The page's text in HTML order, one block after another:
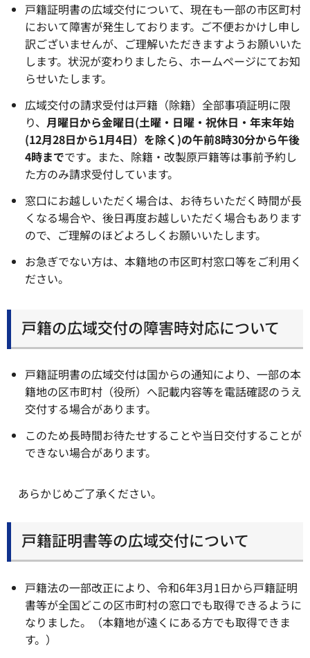
戸籍証明書の広域交付について、現在も一部の市区町村
において障害が発生しております。ご不便おかけし申し
訳ございませんが、ご理解いただきますようお願いいた
します。状況が変わりましたら、ホームページにてお知
らせいたします。
広域交付の請求受付は戸籍（除籍）全部事項証明に限
り、 月曜日から金曜日(土曜・日曜・祝休日・年末年始
(12月28日から1月4日）を除く)の午前8時30分から午後
4時までです。 また、除籍・改製原戸籍等は事前予約し
た方のみ請求受付しています。
窓口にお越しいただく場合は、お待ちいただく時間が長
くなる場合や、後日再度お越しいただく場合もあります
ので、ご理解のほどよろしくお願いいたします。
お急ぎでない方は、本籍地の市区町村窓口等をご利用く
ださい。
戸籍の広域交付の障害時対応について
戸籍証明書の広域交付は国からの通知により、一部の本
籍地の区市町村（役所）へ記載内容等を電話確認のうえ
交付する場合があります。
このため長時間お待たせすることや当日交付することが
できない場合があります。
あらかじめご了承ください。
戸籍証明書等の広域交付について
戸籍法の一部改正により、令和6年3月1日から戸籍証明
書等が全国どこの区市町村の窓口でも取得できるように
なりました。（本籍地が遠くにある方でも取得できま
す。）